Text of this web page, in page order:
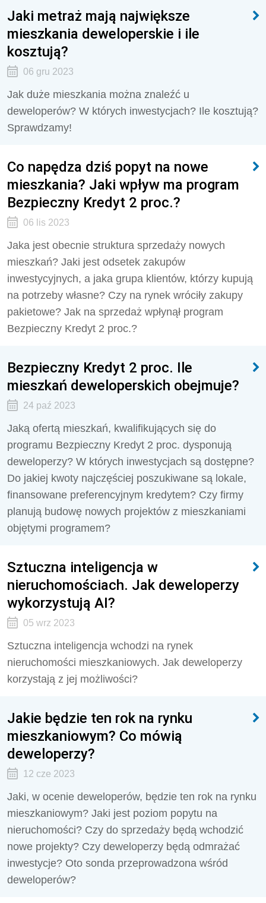
Jaki metraż mają największe
mieszkania deweloperskie i ile
kosztują?
06 gru 2023
Jak duże mieszkania można znaleźć u
deweloperów? W których inwestycjach? Ile kosztują?
Sprawdzamy!
Co napędza dziś popyt na nowe
mieszkania? Jaki wpływ ma program
Bezpieczny Kredyt 2 proc.?
06 lis 2023
Jaka jest obecnie struktura sprzedaży nowych
mieszkań? Jaki jest odsetek zakupów
inwestycyjnych, a jaka grupa klientów, którzy kupują
na potrzeby własne? Czy na rynek wróciły zakupy
pakietowe? Jak na sprzedaż wpłynął program
Bezpieczny Kredyt 2 proc.?
Bezpieczny Kredyt 2 proc. Ile
mieszkań deweloperskich obejmuje?
24 paź 2023
Jaką ofertą mieszkań, kwalifikujących się do
programu Bezpieczny Kredyt 2 proc. dysponują
deweloperzy? W których inwestycjach są dostępne?
Do jakiej kwoty najczęściej poszukiwane są lokale,
finansowane preferencyjnym kredytem? Czy firmy
planują budowę nowych projektów z mieszkaniami
objętymi programem?
Sztuczna inteligencja w
nieruchomościach. Jak deweloperzy
wykorzystują AI?
05 wrz 2023
Sztuczna inteligencja wchodzi na rynek
nieruchomości mieszkaniowych. Jak deweloperzy
korzystają z jej możliwości?
Jakie będzie ten rok na rynku
mieszkaniowym? Co mówią
deweloperzy?
12 cze 2023
Jaki, w ocenie deweloperów, będzie ten rok na rynku
mieszkaniowym? Jaki jest poziom popytu na
nieruchomości? Czy do sprzedaży będą wchodzić
nowe projekty? Czy deweloperzy będą odmrażać
inwestycje? Oto sonda przeprowadzona wśród
deweloperów?